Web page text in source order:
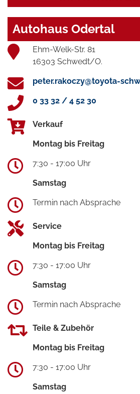
Autohaus Odertal
Ehm-Welk-Str. 81
16303 Schwedt/O.
peter.rakoczy@toyota-
0 33 32 / 4 52 30
Verkauf
Montag bis Freitag
7:30 - 17:00 Uhr
Samstag
Termin nach Absprache
Service
Montag bis Freitag
7:30 - 17:00 Uhr
Samstag
Termin nach Absprache
Teile & Zubehör
Montag bis Freitag
7:30 - 17:00 Uhr
Samstag